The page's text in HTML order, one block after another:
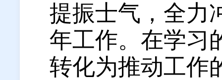
提振士气，全力
年工作。 在学习
转化为推动工作